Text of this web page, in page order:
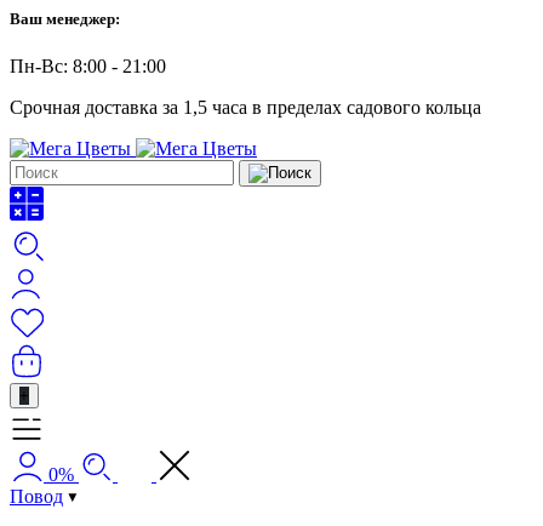
Ваш менеджер:
Пн-Вс: 8:00 - 21:00
Срочная доставка за 1,5 часа в пределах садового кольца
+
0%
Повод